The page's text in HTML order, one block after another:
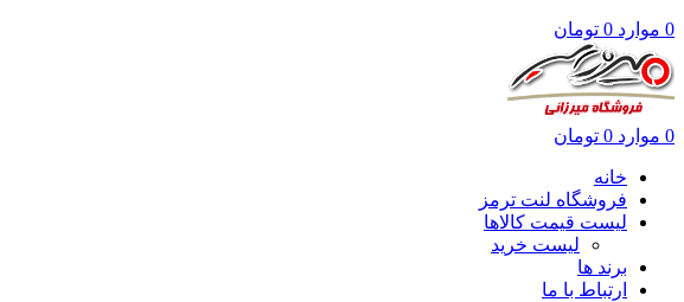
0 موارد 0 تومان
0 موارد 0 تومان
خانه
فروشگاه لنت ترمز
لیست قیمت کالاها
لیست خرید
برند ها
ارتباط با ما